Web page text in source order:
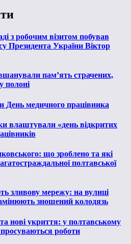
з робочим візитом побував
Президента України Віктор
пам’ять страчених,
полоні
День медичного працівника
влаштували «день відкритих
що зроблено та які
полтавської
зливову мережу: на вулиці
зношений колодязь
нові укриття: у полтавському
роботи